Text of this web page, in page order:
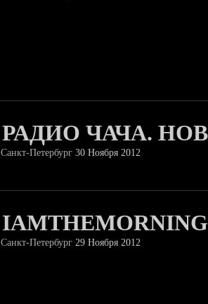
РАДИО ЧАЧА.
Санкт-Петербург 30 Ноября 2012
IAMTHEMORNING
Санкт-Петербург 29 Ноября 2012